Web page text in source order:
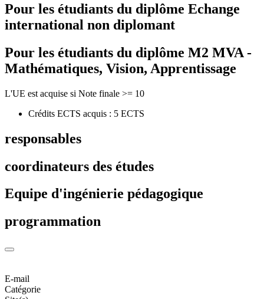
Pour les étudiants du diplôme Echange
international non diplomant
Pour les étudiants du diplôme M2 MVA -
Mathématiques, Vision, Apprentissage
L'UE est acquise si Note finale >= 10
Crédits ECTS acquis : 5 ECTS
responsables
coordinateurs des études
Equipe d'ingénierie pédagogique
programmation
E-mail
Catégorie